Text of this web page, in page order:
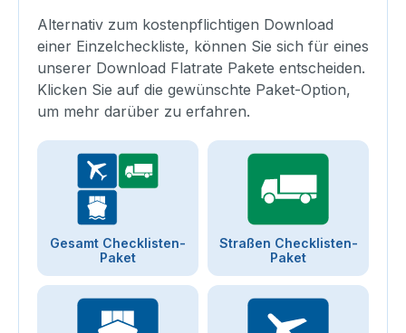
Alternativ zum kostenpflichtigen Download
einer Einzelcheckliste, können Sie sich für eines
unserer Download Flatrate Pakete entscheiden.
Klicken Sie auf die gewünschte Paket-Option,
um mehr darüber zu erfahren.
Gesamt Checklisten-
Paket
Straßen Checklisten-
Paket